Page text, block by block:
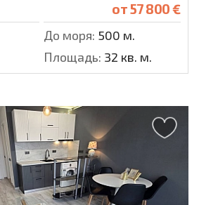
от57 800 €
До моря: 500 м.
Площадь: 32 кв. м.